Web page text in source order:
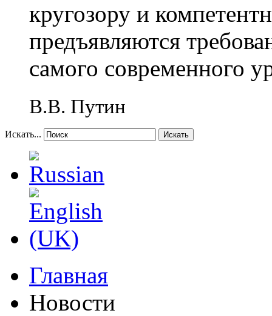
кругозору и
предъявляются
самого современного
В.В. Путин
Искать... Искать
Главная
Новости